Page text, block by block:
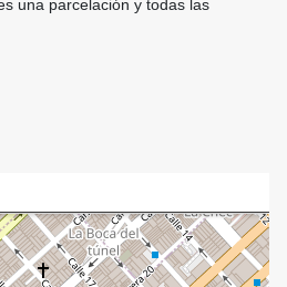
una parcelación y todas las